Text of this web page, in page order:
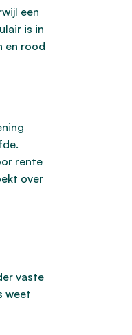
een
is in
en rood
rente
over
vaste
weet